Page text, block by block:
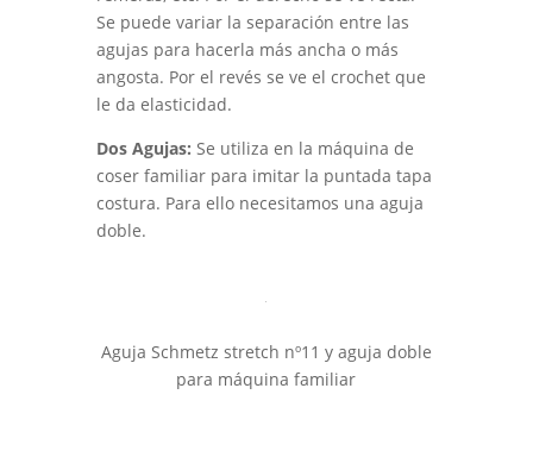
Se puede variar la separación entre las
agujas para hacerla más ancha o más
angosta. Por el revés se ve el crochet que
le da elasticidad.
Dos Agujas: Se utiliza en la máquina de
coser familiar para imitar la puntada tapa
costura. Para ello necesitamos una aguja
doble.
Aguja Schmetz stretch nº11 y aguja doble
para máquina familiar